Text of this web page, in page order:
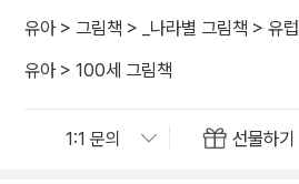
유아> 그림책 > _나라별 그림책 > 유럽
유아> 100세 그림책
선물하기